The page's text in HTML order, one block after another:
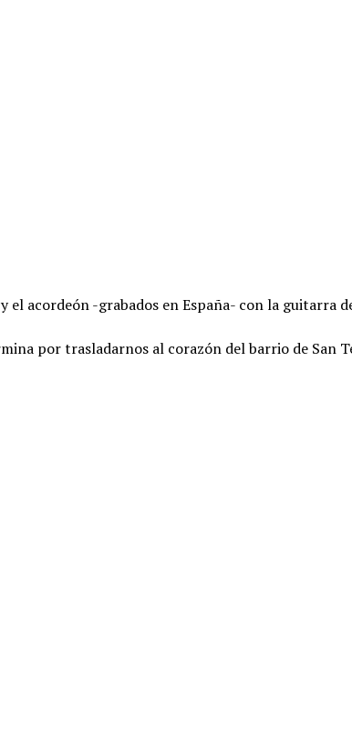
acordeón -grabados en España- con la guitarra
por trasladarnos al corazón del barrio de San